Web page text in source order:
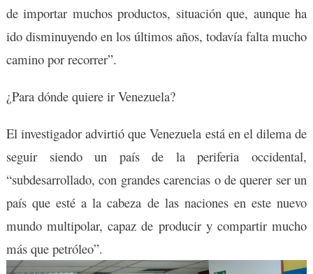
de importar muchos productos, situación que, aunque ha
ido disminuyendo en los últimos años, todavía falta mucho
camino por recorrer”.
¿Para dónde quiere ir Venezuela?
El investigador advirtió que Venezuela está en el dilema de
seguir siendo un país de la periferia occidental,
“subdesarrollado, con grandes carencias o de querer ser un
país que esté a la cabeza de las naciones en este nuevo
mundo multipolar, capaz de producir y compartir mucho
más que petróleo”.